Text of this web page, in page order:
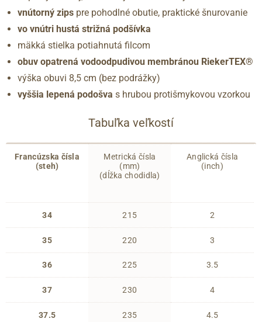
vnútorný zips pre pohodlné obutie, praktické šnurovanie
vo vnútri hustá strižná podšívka
mäkká stielka potiahnutá filcom
obuv opatrená vodoodpudivou membránou RiekerTEX®
výška obuvi 8,5 cm (bez podrážky)
vyššia lepená podošva s hrubou protišmykovou vzorkou
Tabuľka veľkostí
Francúzska čísla
(steh)
34
35
36
37
37.5
Metrická čísla
(mm)
(dĺžka chodidla)
215
220
225
230
235
Anglická čísla
(inch)
2
3
3.5
4
4.5